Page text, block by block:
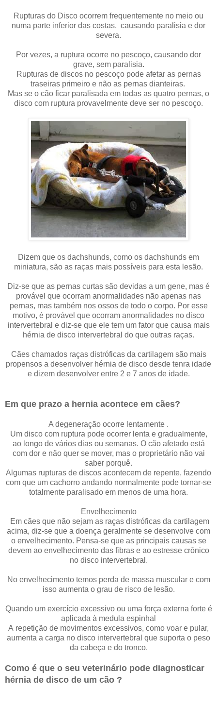
Rupturas do Disco ocorrem frequentemente no meio ou
numa parte inferior das costas, causando paralisia e dor
severa.
Por vezes, a ruptura ocorre no pescoço, causando dor
grave, sem paralisia.
Rupturas de discos no pescoço pode afetar as pernas
traseiras primeiro e não as pernas dianteiras.
Mas se o cão ficar paralisada em todas as quatro pernas, o
disco com ruptura provavelmente deve ser no pescoço.
Dizem que os dachshunds, como os dachshunds em
miniatura, são as raças mais possíveis para esta lesão.
Diz-se que as pernas curtas são devidas a um gene, mas é
provável que ocorram anormalidades não apenas nas
pernas, mas também nos ossos de todo o corpo. Por esse
motivo, é provável que ocorram anormalidades no disco
intervertebral e diz-se que ele tem um fator que causa mais
hérnia de disco intervertebral do que outras raças.
Cães chamados raças distróficas da cartilagem são mais
propensos a desenvolver hérnia de disco desde tenra idade
e dizem desenvolver entre 2 e 7 anos de idade.
Em que prazo a hernia acontece em cães?
A degeneração ocorre lentamente .
Um disco com ruptura pode ocorrer lenta e gradualmente,
ao longo de vários dias ou semanas. O cão afetado está
com dor e não quer se mover, mas o proprietário não vai
saber porquê.
Algumas rupturas de discos acontecem de repente, fazendo
com que um cachorro andando normalmente pode tornar-se
totalmente paralisado em menos de uma hora.
Envelhecimento
Em cães que não sejam as raças distróficas da cartilagem
acima, diz-se que a doença geralmente se desenvolve com
o envelhecimento. Pensa-se que as principais causas se
devem ao envelhecimento das fibras e ao estresse crônico
no disco intervertebral.
No envelhecimento temos perda de massa muscular e com
isso aumenta o grau de risco de lesão.
Quando um exercício excessivo ou uma força externa forte é
aplicada à medula espinhal
A repetição de movimentos excessivos, como voar e pular,
aumenta a carga no disco intervertebral que suporta o peso
da cabeça e do tronco.
Como é que o seu veterinário pode diagnosticar
hérnia de disco de um cão ?